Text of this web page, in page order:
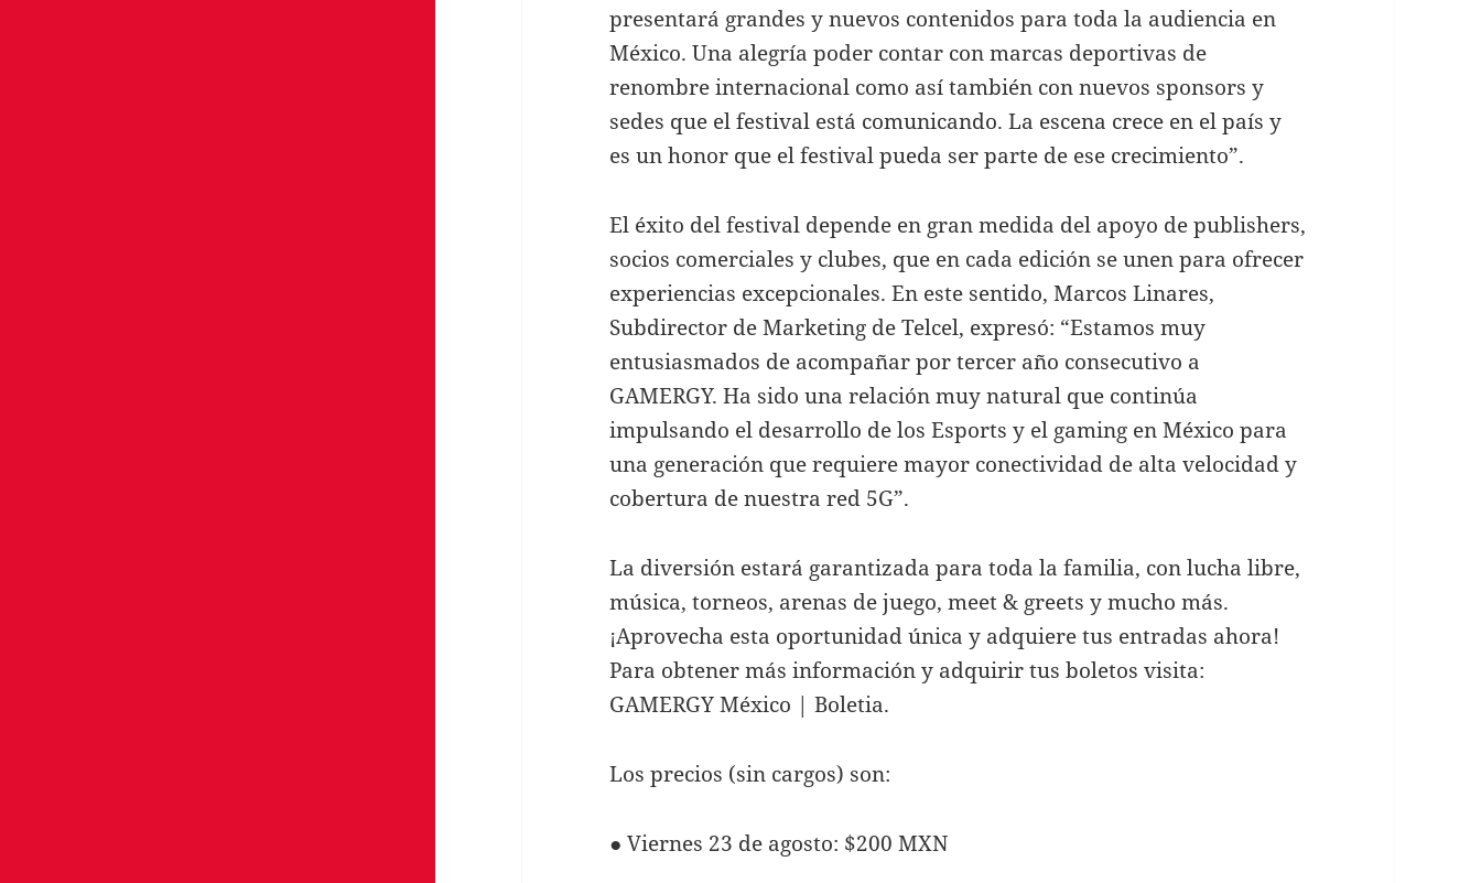
presentará grandes y nuevos contenidos para toda la audiencia en
México. Una alegría poder contar con marcas deportivas de
renombre internacional como así también con nuevos sponsors y
sedes que el festival está comunicando. La escena crece en el país y
es un honor que el festival pueda ser parte de ese crecimiento”.
El éxito del festival depende en gran medida del apoyo de publishers,
socios comerciales y clubes, que en cada edición se unen para ofrecer
experiencias excepcionales. En este sentido, Marcos Linares,
Subdirector de Marketing de Telcel, expresó: “Estamos muy
entusiasmados de acompañar por tercer año consecutivo a
GAMERGY. Ha sido una relación muy natural que continúa
impulsando el desarrollo de los Esports y el gaming en México para
una generación que requiere mayor conectividad de alta velocidad y
cobertura de nuestra red 5G”.
La diversión estará garantizada para toda la familia, con lucha libre,
música, torneos, arenas de juego, meet & greets y mucho más.
¡Aprovecha esta oportunidad única y adquiere tus entradas ahora!
Para obtener más información y adquirir tus boletos visita:
GAMERGY México | Boletia.
Los precios (sin cargos) son:
● Viernes 23 de agosto: $200 MXN